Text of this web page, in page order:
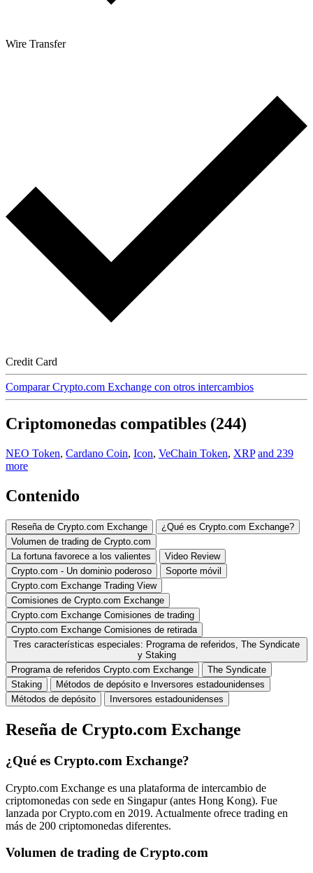
Wire Transfer
Credit Card
Comparar Crypto.com Exchange con otros intercambios
Criptomonedas compatibles (244)
NEO Token, Cardano Coin, Icon, VeChain Token, XRP and 239
more
Contenido
Reseña de Crypto.com Exchange
¿Qué es Crypto.com Exchange?
Volumen de trading de Crypto.com
La fortuna favorece a los valientes
Video Review
Crypto.com - Un dominio poderoso
Soporte móvil
Crypto.com Exchange Trading View
Comisiones de Crypto.com Exchange
Crypto.com Exchange Comisiones de trading
Crypto.com Exchange Comisiones de retirada
Tres características especiales: Programa de referidos, The Syndicate
y Staking
Programa de referidos Crypto.com Exchange
The Syndicate
Staking
Métodos de depósito e Inversores estadounidenses
Métodos de depósito
Inversores estadounidenses
Reseña de Crypto.com Exchange
¿Qué es Crypto.com Exchange?
Crypto.com Exchange es una plataforma de intercambio de
criptomonedas con sede en Singapur (antes Hong Kong). Fue
lanzada por Crypto.com en 2019. Actualmente ofrece trading en
más de 200 criptomonedas diferentes.
Volumen de trading de Crypto.com